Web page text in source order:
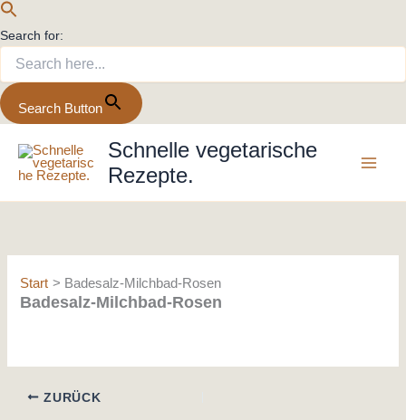
Search for:
Search Button
Inhalt
springen
Schnelle vegetarische
Rezepte.
Start Badesalz-Milchbad-Rosen
Badesalz-Milchbad-Rosen
ZURÜCK